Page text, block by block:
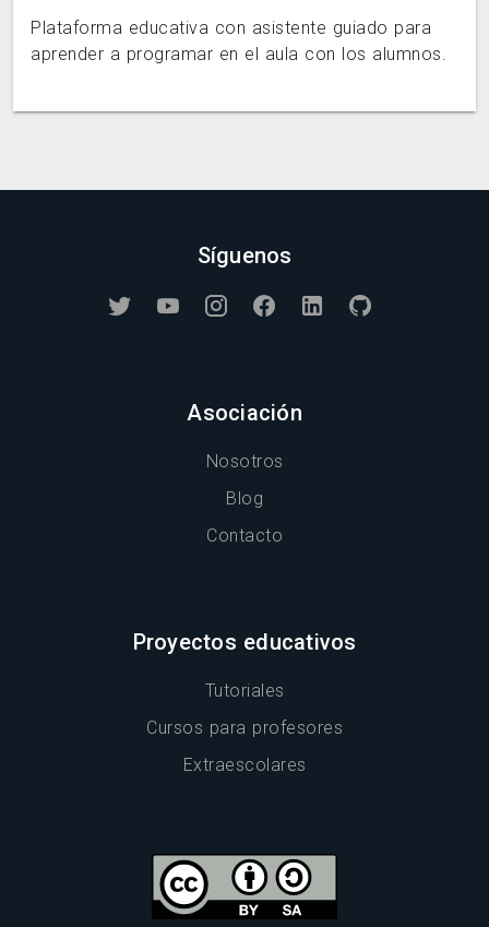
Plataforma educativa con asistente guiado para
aprender a programar en el aula con los alumnos.
Síguenos
Asociación
Nosotros
Blog
Contacto
Proyectos educativos
Tutoriales
Cursos para profesores
Extraescolares